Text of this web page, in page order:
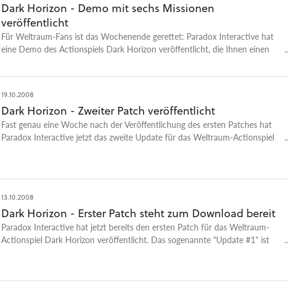
Dark Horizon - Demo mit sechs Missionen
veröffentlicht
Für Weltraum-Fans ist das Wochenende gerettet: Paradox Interactive hat
eine Demo des Actionspiels Dark Horizon veröffentlicht, die Ihnen einen
halbes Dutzend Missionen, die aus den beiden ersten Kapiteln des fertigen
19.10.2008
Dark Horizon - Zweiter Patch veröffentlicht
Fast genau eine Woche nach der Veröffentlichung des ersten Patches hat
Paradox Interactive jetzt das zweite Update für das Weltraum-Actionspiel
13.10.2008
Dark Horizon - Erster Patch steht zum Download bereit
Paradox Interactive hat jetzt bereits den ersten Patch für das Weltraum-
Actionspiel Dark Horizon veröffentlicht. Das sogenannte "Update #1" ist